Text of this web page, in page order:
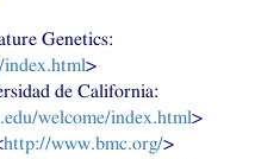
Genetics:
>
de California:
welcome/index.html>
http://www.bmc.org/>